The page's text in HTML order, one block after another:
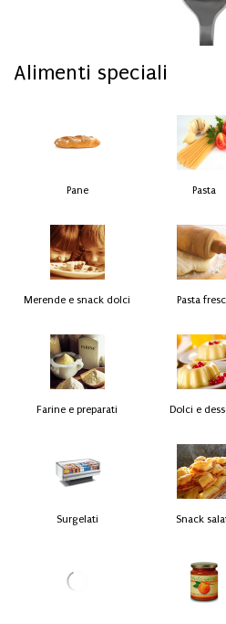
Alimenti speciali
Pane Pasta
Merende e snack dolci Pasta
Farine e preparati Dolci e
Surgelati Snack